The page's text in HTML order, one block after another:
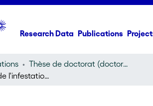
Research Data Publications
Thèse de doctorat (doctoral thesis)
Dynamique de l'infestation myiasigène par Hypoderma spp. (Diptera : Hypodermatidae) chez les bovins, sous conditions thérapeutiques